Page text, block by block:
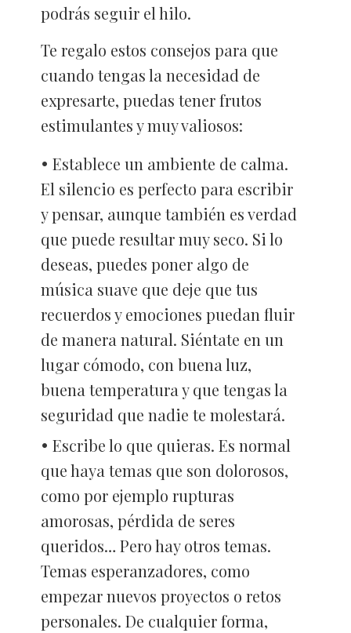
podrás seguir el hilo.
Te regalo estos consejos para que
cuando tengas la necesidad de
expresarte, puedas tener frutos
estimulantes y muy valiosos:
Establece un ambiente de calma.
El silencio es perfecto para escribir
y pensar, aunque también es verdad
que puede resultar muy seco. Si lo
deseas, puedes poner algo de
música suave que deje que tus
recuerdos y emociones puedan fluir
de manera natural. Siéntate en un
lugar cómodo, con buena luz,
buena temperatura y que tengas la
seguridad que nadie te molestará.
Escribe lo que quieras. Es normal
que haya temas que son dolorosos,
como por ejemplo rupturas
amorosas, pérdida de seres
queridos… Pero hay otros temas.
Temas esperanzadores, como
empezar nuevos proyectos o retos
personales. De cualquier forma,